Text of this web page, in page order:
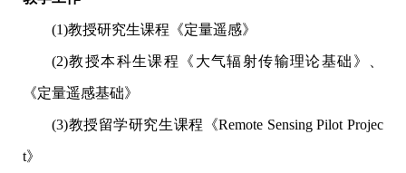
(1)教授研究生课程《定量遥感》
(2)教授本科生课程《大气辐射传输理论基础》、
《定量遥感基础》
(3)教授留学研究生课程《Remote Sensing Pilot Projec
t》